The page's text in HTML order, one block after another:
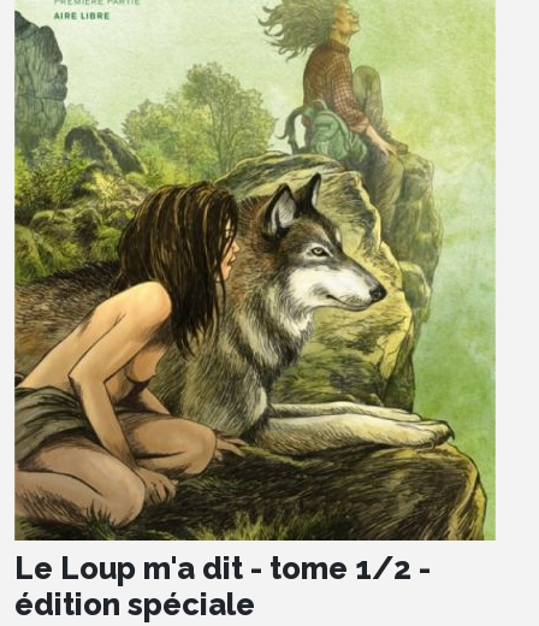
Le Loup m'a dit - tome 1/2 -
édition spéciale